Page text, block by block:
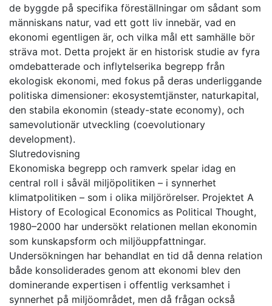
de byggde på specifika föreställningar om sådant som
människans natur, vad ett gott liv innebär, vad en
ekonomi egentligen är, och vilka mål ett samhälle bör
sträva mot. Detta projekt är en historisk studie av fyra
omdebatterade och inflytelserika begrepp från
ekologisk ekonomi, med fokus på deras underliggande
politiska dimensioner: ekosystemtjänster, naturkapital,
den stabila ekonomin (steady-state economy), och
samevolutionär utveckling (coevolutionary
development).
Slutredovisning
Ekonomiska begrepp och ramverk spelar idag en
central roll i såväl miljöpolitiken – i synnerhet
klimatpolitiken – som i olika miljörörelser. Projektet A
History of Ecological Economics as Political Thought,
1980–2000 har undersökt relationen mellan ekonomin
som kunskapsform och miljöuppfattningar.
Undersökningen har behandlat en tid då denna relation
både konsoliderades genom att ekonomi blev den
dominerande expertisen i offentlig verksamhet i
synnerhet på miljöområdet, men då frågan också